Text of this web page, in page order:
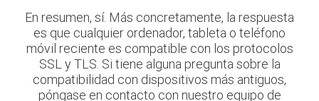
En resumen, sí. Más concretamente, la respuesta
es que cualquier ordenador, tableta o teléfono
móvil reciente es compatible con los protocolos
SSL y TLS. Si tiene alguna pregunta sobre la
compatibilidad con dispositivos más antiguos,
póngase en contacto con nuestro equipo de